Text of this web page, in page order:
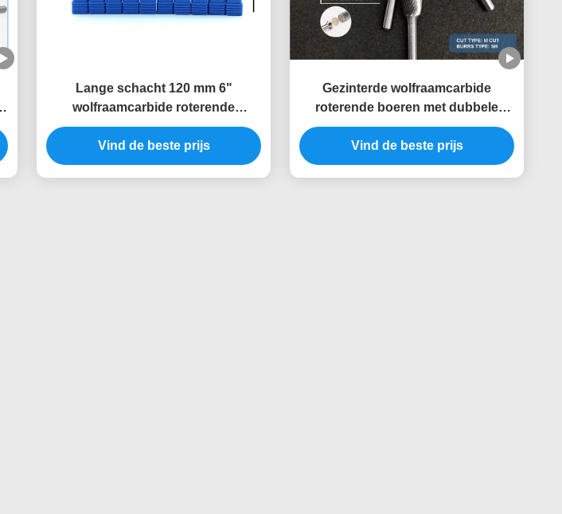
Lange schacht 120 mm 6"
wolfraamcarbide roterende
braamfrezen met dubbele snede
voor diepe gaten metaalbewerking
automobielmatrijzen
Vind de beste prijs
Gezinterde wolfraamcarbide
roterende boeren met dubbele
snijwerk voor de slijpmachine en
het polijsten van 1/4" staafmetalen
Vind de beste prijs